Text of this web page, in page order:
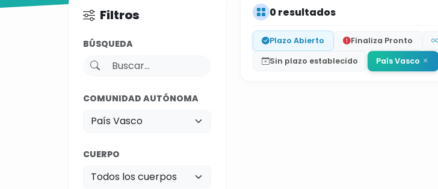
Filtros
BÚSQUEDA
COMUNIDAD AUTÓNOMA
CUERPO
0 resultados
Plazo Abierto Finaliza Pronto
Sin plazo establecido
País Vasco